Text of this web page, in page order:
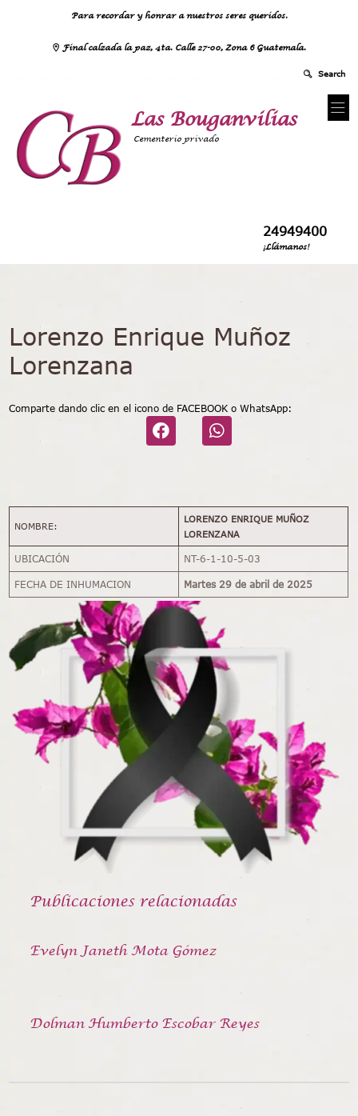
Para recordar y honrar a nuestros seres queridos.
Final calzada la paz, 4ta. Calle 27-00, Zona 6 Guatemala.
Las Bouganvilias
Cementerio privado
24949400
¡Llámanos!
Lorenzo Enrique Muñoz
Lorenzana
Comparte dando clic en el icono de FACEBOOK o WhatsApp:
NOMBRE:
LORENZO ENRIQUE MUÑOZ
LORENZANA
UBICACIÓN NT-6-1-10-5-03
FECHA DE INHUMACION Martes 29 de abril de 2025
Publicaciones relacionadas
Evelyn Janeth Mota Gómez
Dolman Humberto Escobar Reyes